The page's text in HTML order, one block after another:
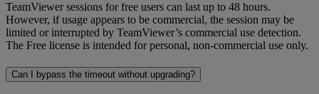
TeamViewer sessions for free users can last up to 48 hours.
However, if usage appears to be commercial, the session may be
limited or interrupted by TeamViewer’s commercial use detection.
The Free license is intended for personal, non-commercial use only.
Can I bypass the timeout without upgrading?